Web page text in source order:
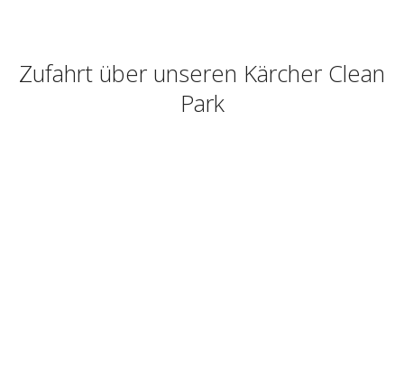
Zufahrt über unseren Kärcher Clean
Park